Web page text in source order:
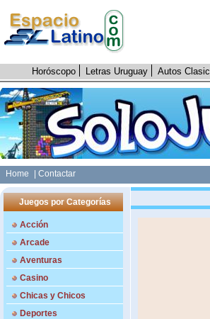
Horóscopo Letras Uruguay Autos
Home | Contactar
Juegos por Categorías
Acción
Arcade
Aventuras
Casino
Chicas y Chicos
Deportes